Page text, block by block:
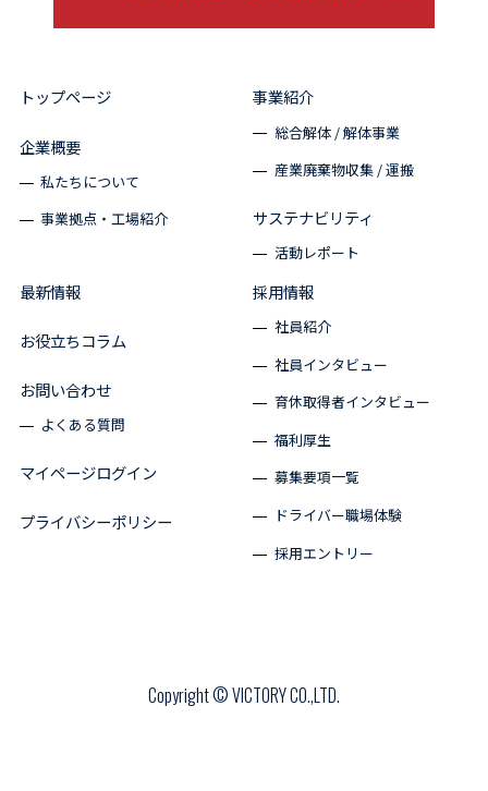
トップページ
企業概要
私たちについて
事業拠点・工場紹介
事業紹介
総合解体 / 解体事業
産業廃棄物収集 / 運搬
サステナビリティ
活動レポート
最新情報
お役立ちコラム
お問い合わせ
よくある質問
マイページログイン
プライバシーポリシー
採用情報
社員紹介
社員インタビュー
育休取得者インタビュー
福利厚生
募集要項一覧
ドライバー職場体験
採用エントリー
Copyright © VICTORY CO.,LTD.